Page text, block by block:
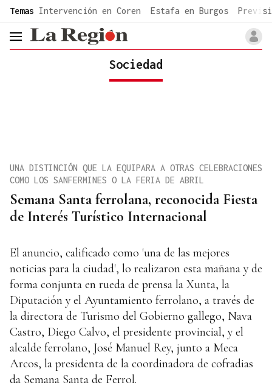
common.go-to-content
Temas Intervención en Coren Estafa en Burgos
header.menu.open
Sociedad
Semana Santa ferrolana, reconocida Fiesta
de Interés Turístico Internacional
UNA DISTINCIÓN QUE LA EQUIPARA A OTRAS CELEBRACIONES
COMO LOS SANFERMINES O LA FERIA DE ABRIL
El anuncio, calificado como 'una de las mejores
noticias para la ciudad', lo realizaron esta mañana y de
forma conjunta en rueda de prensa la Xunta, la
Diputación y el Ayuntamiento ferrolano, a través de
la directora de Turismo del Gobierno gallego, Nava
Castro, Diego Calvo, el presidente provincial, y el
alcalde ferrolano, José Manuel Rey, junto a Meca
Arcos, la presidenta de la coordinadora de cofradias
da Semana Santa de Ferrol.